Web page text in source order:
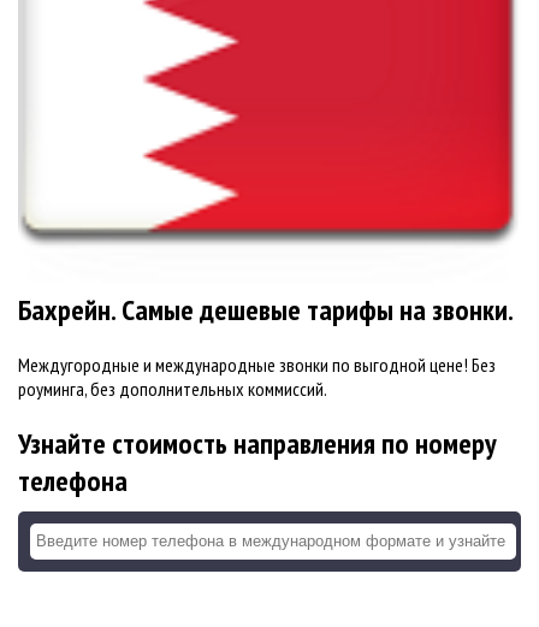
Бахрейн. Самые дешевые тарифы на звонки.
Междугородные и международные звонки по выгодной цене! Без
роуминга, без дополнительных коммиссий.
Узнайте стоимость направления по номеру
телефона